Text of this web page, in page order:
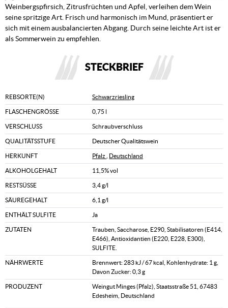
Weinbergspfirsich, Zitrusfrüchten und Apfel, verleihen dem Wein
seine spritzige Art. Frisch und harmonisch im Mund, präsentiert er
sich mit einem ausbalancierten Abgang. Durch seine leichte Art ist er
als Sommerwein zu empfehlen.
STECKBRIEF
REBSORTE(N) Schwarzriesling
FLASCHENGRÖSSE 0,75 l
VERSCHLUSS Schraubverschluss
QUALITÄTSSTUFE Deutscher Qualitätswein
HERKUNFT Pfalz Deutschland
ALKOHOLGEHALT 11,5% vol
RESTSÜSSE 3,4 g/l
SÄUREGEHALT 6,1 g/l
ENTHÄLT SULFITE Ja
ZUTATEN
Trauben, Saccharose, E290, Stabilisatoren (E414,
E466), Antioxidantien (E220, E228, E300),
SULFITE.
NÄHRWERTE
Brennwert: 283 kJ / 67 kcal, Kohlenhydrate: 1 g,
Davon Zucker: 0,3 g
PRODUZENT
Weingut Minges (Pfalz), Staatsstraße 51, 67483
Edesheim, Deutschland